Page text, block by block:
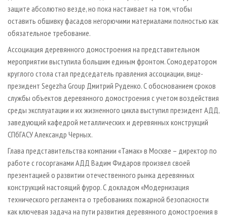
защите абсолютно везде, но пока настаивает на том, чтобы
оставить обшивку фасадов негорючими материалами полностью как
обязательное требование.
Ассоциация деревянного домостроения на представительном
мероприятии выступила большим единым фронтом. Сомодератором
круглого стола стал председатель правления ассоциации, вице-
президент Segezha Group Дмитрий Руденко. С обоснованием сроков
службы объектов деревянного домостроения с учетом воздействия
среды эксплуатации и их жизненного цикла выступил президент АДД,
заведующий кафедрой металлических и деревянных конструкций
СПбГАСУ Александр Черных.
Глава представительства компании «Тамак» в Москве – директор по
работе с госорганами АДД Вадим Фидаров произвел своей
презентацией о развитии отечественного рынка деревянных
конструкций настоящий фурор. С докладом «Модернизация
технического регламента о требованиях пожарной безопасности
как ключевая задача на пути развития деревянного домостроения в